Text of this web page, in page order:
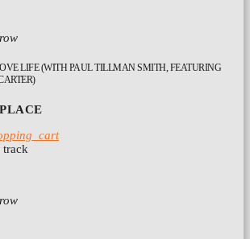
LIFE (WITH PAUL TILLMAN SMITH, FEATURING